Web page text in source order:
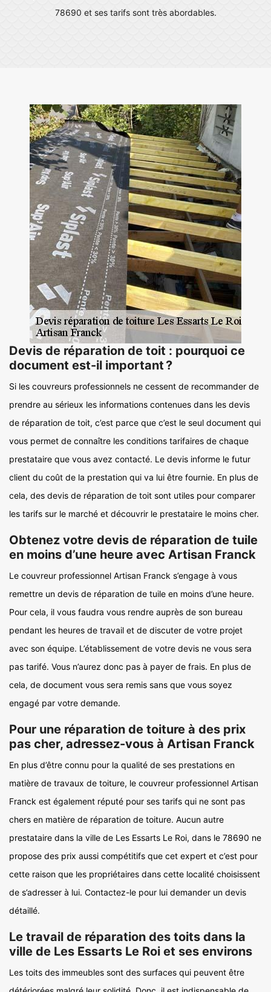
78690 et ses tarifs sont très abordables.
Devis de réparation de toit : pourquoi ce
document est-il important ?
Si les couvreurs professionnels ne cessent de recommander de
prendre au sérieux les informations contenues dans les devis
de réparation de toit, c’est parce que c’est le seul document qui
vous permet de connaître les conditions tarifaires de chaque
prestataire que vous avez contacté. Le devis informe le futur
client du coût de la prestation qui va lui être fournie. En plus de
cela, des devis de réparation de toit sont utiles pour comparer
les tarifs sur le marché et découvrir le prestataire le moins cher.
Obtenez votre devis de réparation de tuile
en moins d’une heure avec Artisan Franck
Le couvreur professionnel Artisan Franck s’engage à vous
remettre un devis de réparation de tuile en moins d’une heure.
Pour cela, il vous faudra vous rendre auprès de son bureau
pendant les heures de travail et de discuter de votre projet
avec son équipe. L’établissement de votre devis ne vous sera
pas tarifé. Vous n’aurez donc pas à payer de frais. En plus de
cela, de document vous sera remis sans que vous soyez
engagé par votre demande.
Pour une réparation de toiture à des prix
pas cher, adressez-vous à Artisan Franck
En plus d’être connu pour la qualité de ses prestations en
matière de travaux de toiture, le couvreur professionnel Artisan
Franck est également réputé pour ses tarifs qui ne sont pas
chers en matière de réparation de toiture. Aucun autre
prestataire dans la ville de Les Essarts Le Roi, dans le 78690 ne
propose des prix aussi compétitifs que cet expert et c’est pour
cette raison que les propriétaires dans cette localité choisissent
de s’adresser à lui. Contactez-le pour lui demander un devis
détaillé.
Le travail de réparation des toits dans la
ville de Les Essarts Le Roi et ses environs
Les toits des immeubles sont des surfaces qui peuvent être